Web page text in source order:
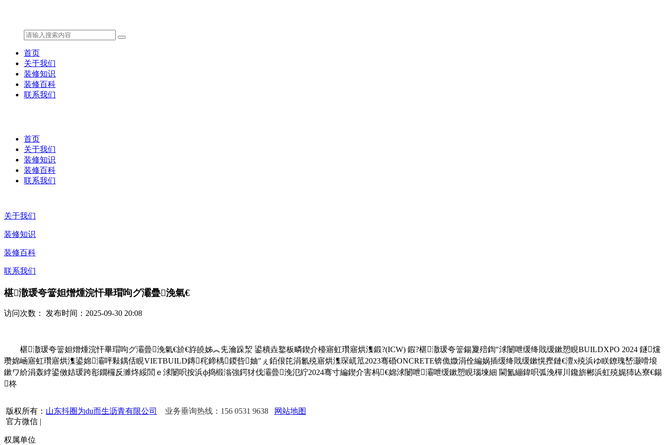
首页
关于我们
装修知识
装修百科
联系我们
首页
关于我们
装修知识
装修百科
联系我们
关于我们
装修知识
装修百科
联系我们
椹潵瑗夸簹妲熷煄浣忓畢瑁呴グ灞曡浼氣€
访问次数： 发布时间：2025-09-30 20:08
椹潵瑗夸簹妲熷煄浣忓畢瑁呴グ灞曡浼氣€斺€斿皢姊︽兂瀹跺洯 鍙樻垚鐜板疄鍥介檯寤虹瓚寤烘潗鍛?(ICW) 鍜?椹潵瑗夸簹鍚夐殕鍧″浗闄呭缓绛戝缓鏉愬睍BUILDXPO 2024 鐩爣
瓒婂崡寤虹瓚寤烘潗鍙婂灞呯敤鍝佸睍VIETBUILD鏄秺鍗楀鍐呰妯″ぇ銆佷笓涓氱殑寤烘潗琛屼笟2023骞碈ONCRETE锛佹媺涓佺編娲插缓绛戝缓鏉愰摼鏈€澶х殑浜ゆ眹鐐瑰嵆灏嗗埌
鏉ワ紒涓轰綍鍙傚姞瑗跨彮鐗欏反濉炵綏閭ｅ浗闄呮按浜ф捣椴滃強鍔犲伐灞曡浼氾紵2024骞寸編鍥介害杩€婂浗闄呭灞呭缓鏉愬睍瑙堜細 閫氳繃鍏呮弧浼樿川鑱旂郴浜虹殑娓犻亾寮€鍚
柊
版权所有： 山东抖圈为du而生沥青有限公司 业务垂询热线：156 0531 9638
网站地图
官方微信 |
权属单位